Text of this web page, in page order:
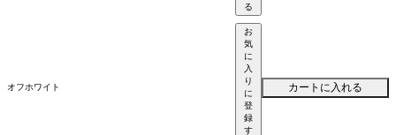
る
オフホワイト
お
気
に
入
り
に
登
録
す
カートに入れる